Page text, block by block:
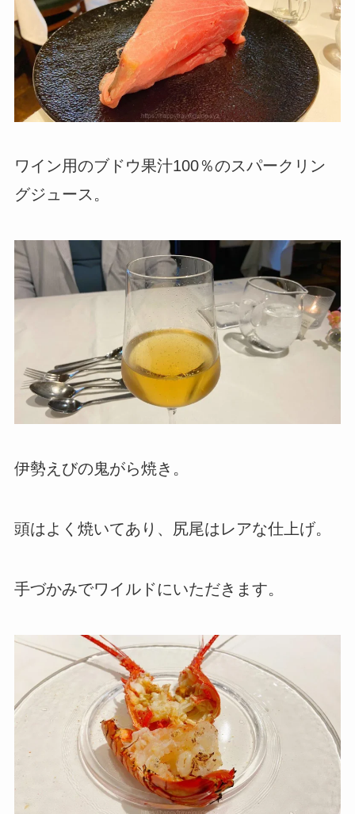
ワイン用のブドウ果汁100％のスパークリン
グジュース。
伊勢えびの鬼がら焼き。
頭はよく焼いてあり、尻尾はレアな仕上げ。
手づかみでワイルドにいただきます。